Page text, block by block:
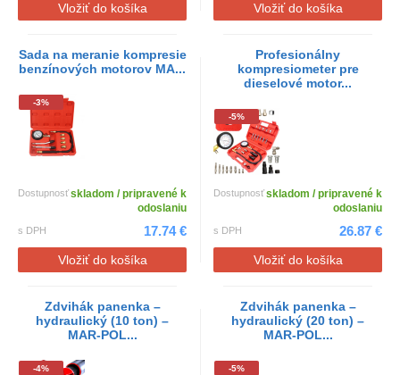
Vložiť do košíka Vložiť do košíka
Sada na meranie kompresie
benzínových motorov MA...
-3%
Dostupnosťskladom / pripravené k
odoslaniu
s DPH 17.74 €
Vložiť do košíka
Profesionálny
kompresiometer pre
dieselové motor...
-5%
Dostupnosťskladom / pripravené k
odoslaniu
s DPH 26.87 €
Vložiť do košíka
Zdvihák panenka –
hydraulický (10 ton) –
MAR-POL...
-4%
Zdvihák panenka –
hydraulický (20 ton) –
MAR-POL...
-5%